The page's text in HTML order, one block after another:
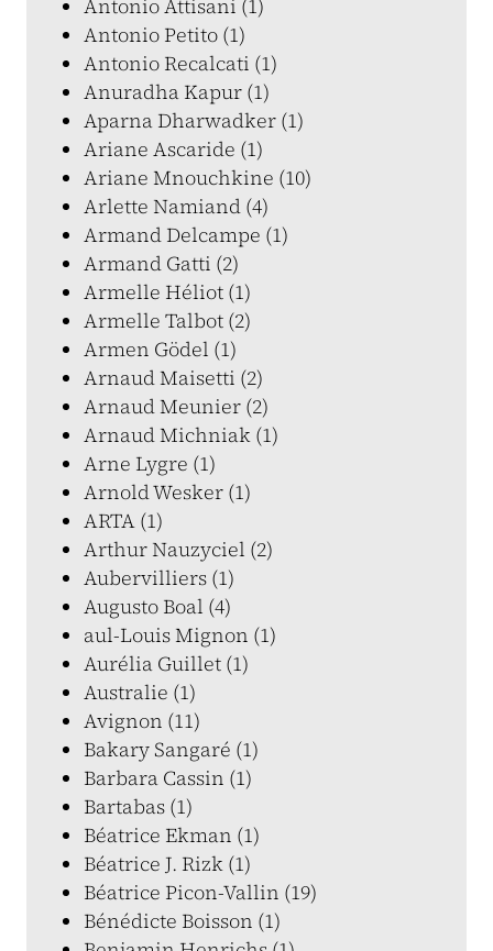
Antonio Attisani (1)
Antonio Petito (1)
Antonio Recalcati (1)
Anuradha Kapur (1)
Aparna Dharwadker (1)
Ariane Ascaride (1)
Ariane Mnouchkine (10)
Arlette Namiand (4)
Armand Delcampe (1)
Armand Gatti (2)
Armelle Héliot (1)
Armelle Talbot (2)
Armen Gödel (1)
Arnaud Maisetti (2)
Arnaud Meunier (2)
Arnaud Michniak (1)
Arne Lygre (1)
Arnold Wesker (1)
ARTA (1)
Arthur Nauzyciel (2)
Aubervilliers (1)
Augusto Boal (4)
aul-Louis Mignon (1)
Aurélia Guillet (1)
Australie (1)
Avignon (11)
Bakary Sangaré (1)
Barbara Cassin (1)
Bartabas (1)
Béatrice Ekman (1)
Béatrice J. Rizk (1)
Béatrice Picon-Vallin (19)
Bénédicte Boisson (1)